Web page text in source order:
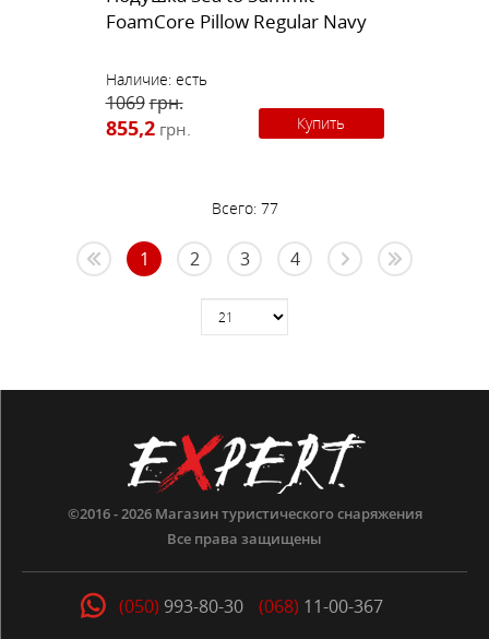
FoamCore Pillow Regular Navy
Наличие: есть
1069грн.
855,2 грн. Купить
Всего: 77
1 2 3 4
©2016 - 2026 Магазин туристического снаряжения
Все права защищены
(050) 993-80-30 (068) 11-00-367